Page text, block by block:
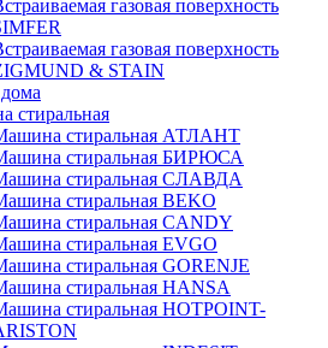
газовая поверхность
газовая поверхность
& STAIN
стиральная
стиральная АТЛАНТ
стиральная БИРЮСА
стиральная СЛАВДА
стиральная BEKO
стиральная CANDY
стиральная EVGO
стиральная GORENJE
стиральная HANSA
стиральная HOTPOINT-